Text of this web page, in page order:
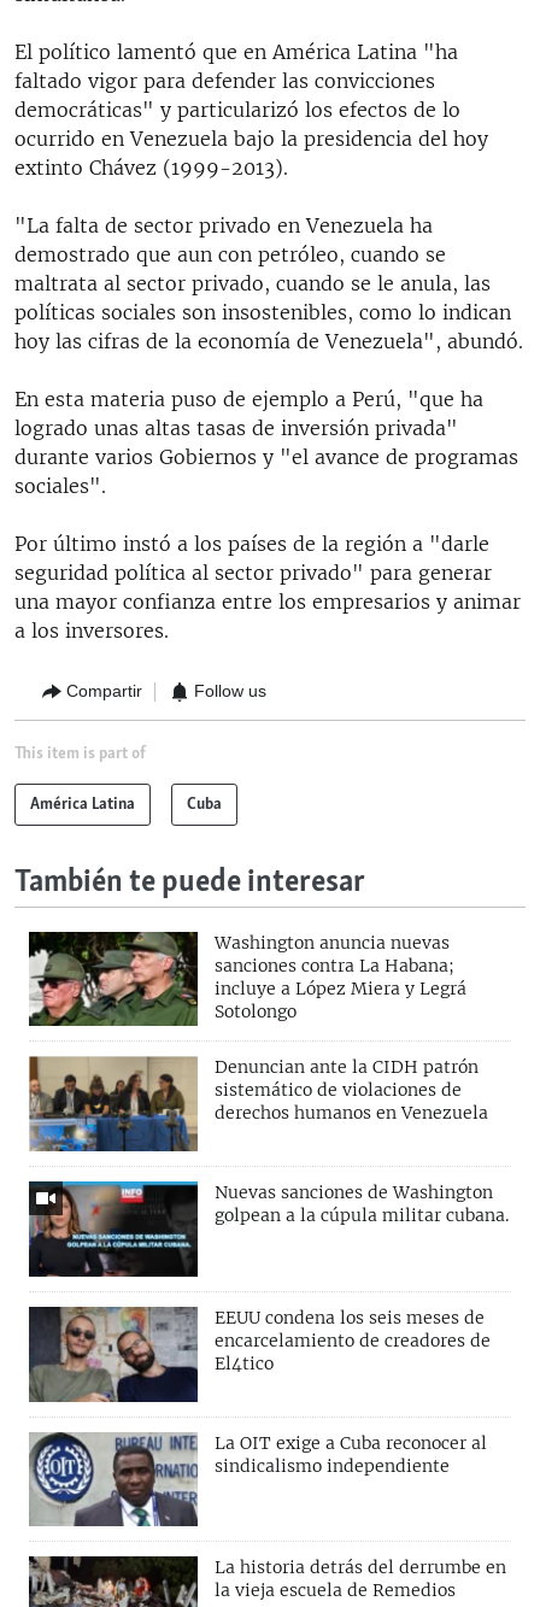
El político lamentó que en América Latina "ha
faltado vigor para defender las convicciones
democráticas" y particularizó los efectos de lo
ocurrido en Venezuela bajo la presidencia del hoy
extinto Chávez (1999-2013).
"La falta de sector privado en Venezuela ha
demostrado que aun con petróleo, cuando se
maltrata al sector privado, cuando se le anula, las
políticas sociales son insostenibles, como lo indican
hoy las cifras de la economía de Venezuela", abundó.
En esta materia puso de ejemplo a Perú, "que ha
logrado unas altas tasas de inversión privada"
durante varios Gobiernos y "el avance de programas
sociales".
Por último instó a los países de la región a "darle
seguridad política al sector privado" para generar
una mayor confianza entre los empresarios y animar
a los inversores.
Compartir Follow us
This item is part of
América Latina Cuba
También te puede interesar
Washington anuncia nuevas
sanciones contra La Habana;
incluye a López Miera y Legrá
Sotolongo
Denuncian ante la CIDH patrón
sistemático de violaciones de
derechos humanos en Venezuela
Nuevas sanciones de Washington
golpean a la cúpula militar cubana.
EEUU condena los seis meses de
encarcelamiento de creadores de
El4tico
La OIT exige a Cuba reconocer al
sindicalismo independiente
La historia detrás del derrumbe en
la vieja escuela de Remedios